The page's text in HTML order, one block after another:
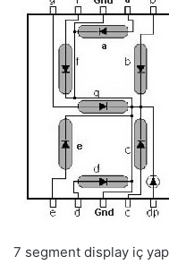
7 segment display iç